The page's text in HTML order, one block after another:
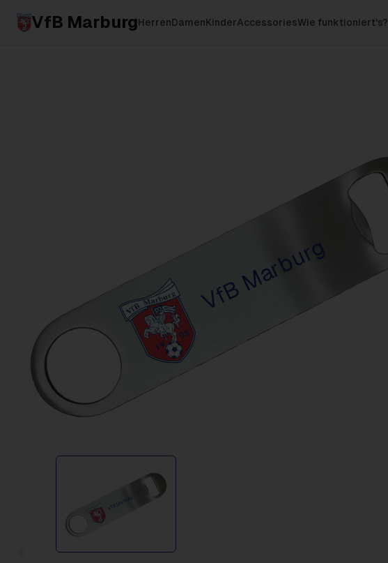
VfB MarburgHerrenDamenKinderAccessoriesWie funktioniert's?
VfB Marburg
VfB Marburg